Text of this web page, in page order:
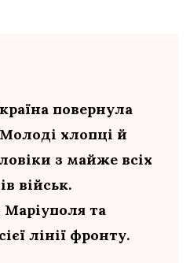
повернула
Молоді хлопці й
з майже всіх
військ.
та
лінії фронту.